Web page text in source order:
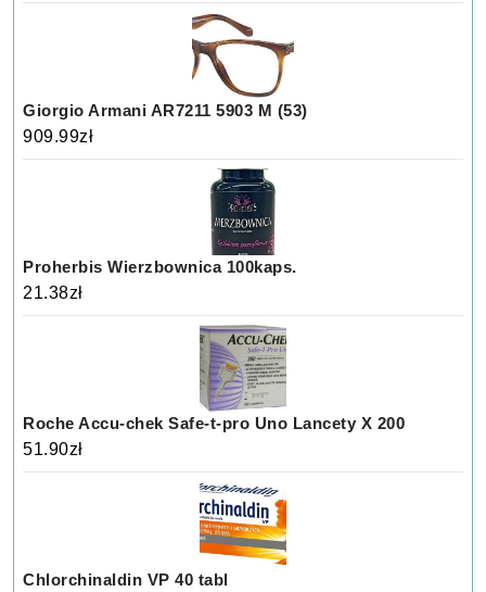
Giorgio Armani AR7211 5903 M (53)
909.99zł
Proherbis Wierzbownica 100kaps.
21.38zł
Roche Accu-chek Safe-t-pro Uno Lancety X 200
51.90zł
Chlorchinaldin VP 40 tabl